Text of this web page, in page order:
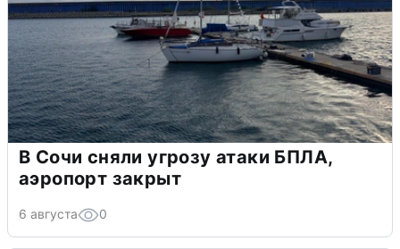
В Сочи сняли угрозу атаки БПЛА,
аэропорт закрыт
6 августа 0